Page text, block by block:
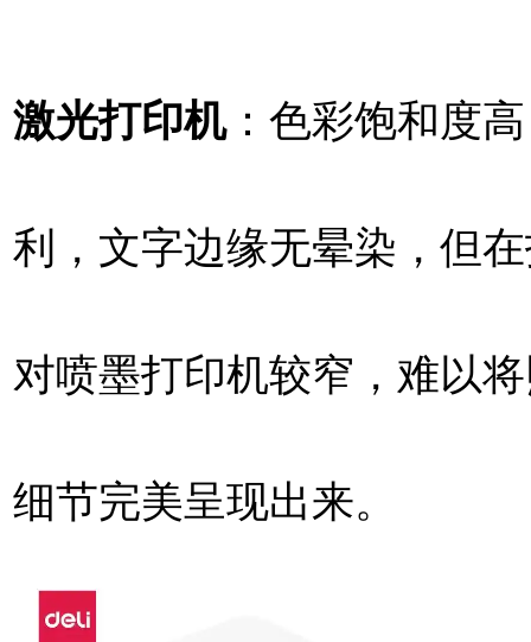
激光打印机：色彩饱和度
利，文字边缘无晕染，但
对喷墨打印机较窄，难以
细节完美呈现出来。